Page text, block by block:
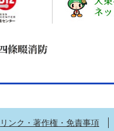
リンク・著作権・免責事項